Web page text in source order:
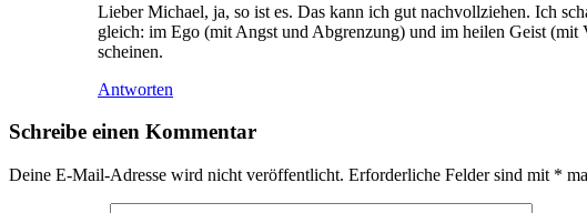
Lieber Michael, ja, so ist es. Das kann ich gut nachvollziehen. Ich
gleich: im Ego (mit Angst und Abgrenzung) und im heilen Geist
scheinen.
Antworten
Schreibe einen Kommentar
Deine E-Mail-Adresse wird nicht veröffentlicht. Erforderliche Felder sind mit *